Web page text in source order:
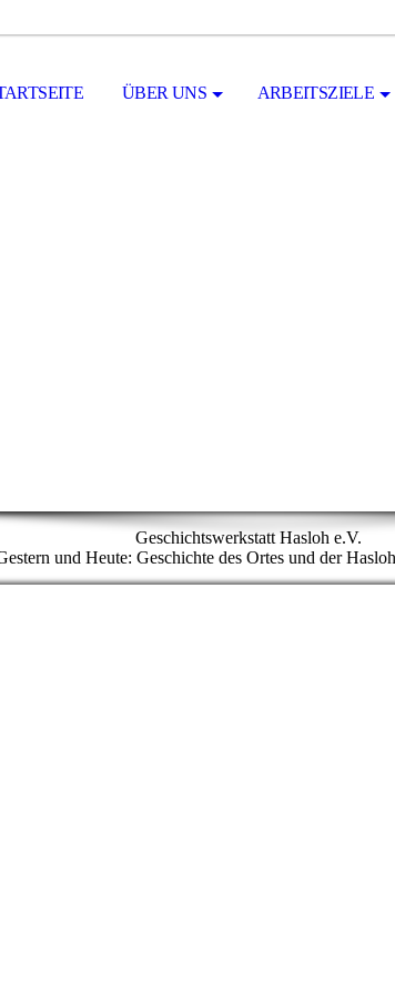
ÜBER UNS ARBEITSZIELE
Geschichtswerkstatt Hasloh e.V.
und Heute: Geschichte des Ortes und der